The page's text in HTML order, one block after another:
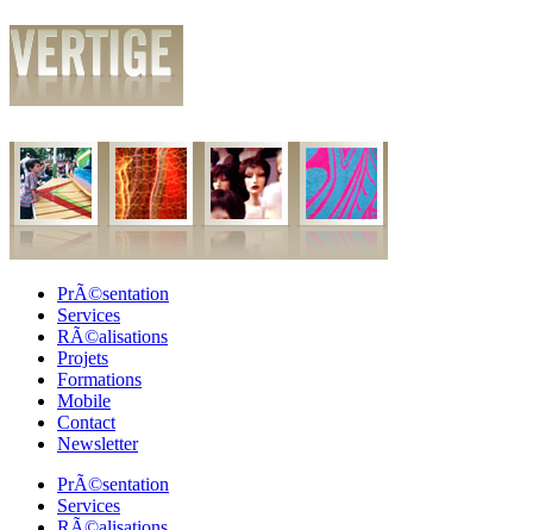
PrÃ©sentation
Services
RÃ©alisations
Projets
Formations
Mobile
Contact
Newsletter
PrÃ©sentation
Services